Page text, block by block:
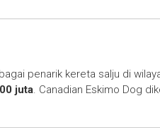
penarik kereta salju di
juta. Canadian Eskimo Dog